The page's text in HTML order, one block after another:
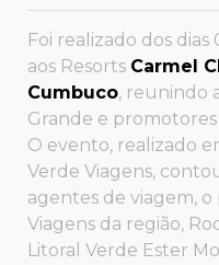
Foi realizado dos
aos Resorts Carmel
Cumbuco, reunindo
Grande e promotores
O evento, realizado
Verde Viagens,
agentes de viagem,
Viagens da região,
Litoral Verde Ester